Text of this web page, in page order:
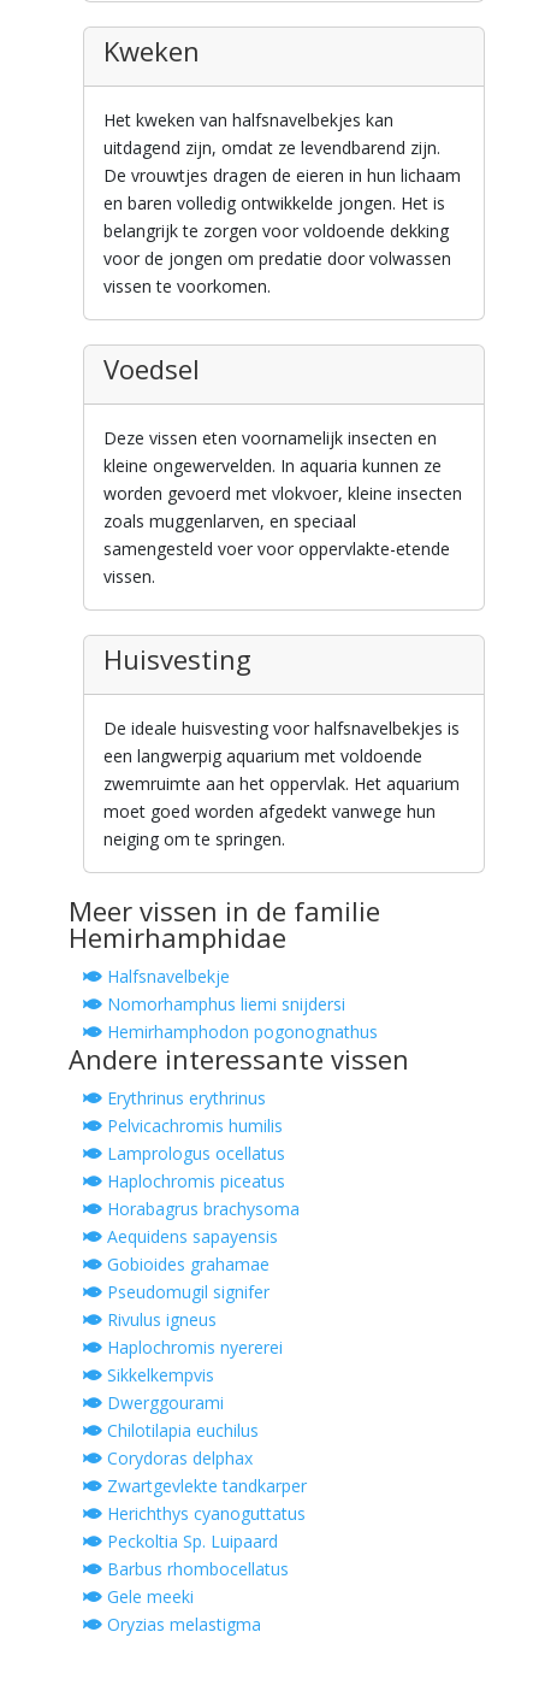
Kweken
Het kweken van halfsnavelbekjes kan
uitdagend zijn, omdat ze levendbarend zijn.
De vrouwtjes dragen de eieren in hun lichaam
en baren volledig ontwikkelde jongen. Het is
belangrijk te zorgen voor voldoende dekking
voor de jongen om predatie door volwassen
vissen te voorkomen.
Voedsel
Deze vissen eten voornamelijk insecten en
kleine ongewervelden. In aquaria kunnen ze
worden gevoerd met vlokvoer, kleine insecten
zoals muggenlarven, en speciaal
samengesteld voer voor oppervlakte-etende
vissen.
Huisvesting
De ideale huisvesting voor halfsnavelbekjes is
een langwerpig aquarium met voldoende
zwemruimte aan het oppervlak. Het aquarium
moet goed worden afgedekt vanwege hun
neiging om te springen.
Meer vissen in de familie
Hemirhamphidae
Halfsnavelbekje
Nomorhamphus liemi snijdersi
Hemirhamphodon pogonognathus
Andere interessante vissen
Erythrinus erythrinus
Pelvicachromis humilis
Lamprologus ocellatus
Haplochromis piceatus
Horabagrus brachysoma
Aequidens sapayensis
Gobioides grahamae
Pseudomugil signifer
Rivulus igneus
Haplochromis nyererei
Sikkelkempvis
Dwerggourami
Chilotilapia euchilus
Corydoras delphax
Zwartgevlekte tandkarper
Herichthys cyanoguttatus
Peckoltia Sp. Luipaard
Barbus rhombocellatus
Gele meeki
Oryzias melastigma